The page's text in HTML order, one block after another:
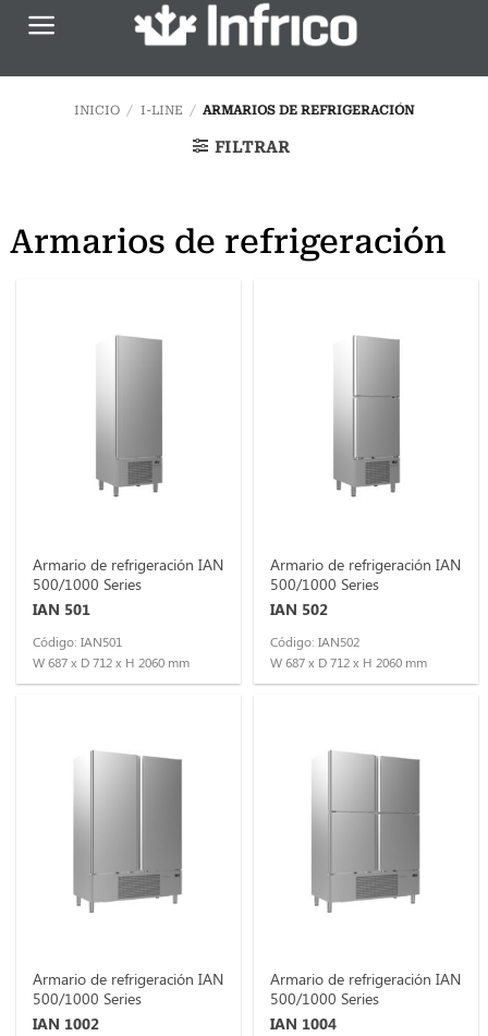
Saltar
INICIO / I-LINE / ARMARIOS DE REFRIGERACIÓN
FILTRAR
Armarios de refrigeración
Armario de refrigeración IAN
500/1000 Series
IAN 501
Código: IAN501
W 687 x D 712 x H 2060 mm
Armario de refrigeración IAN
500/1000 Series
IAN 502
Código: IAN502
W 687 x D 712 x H 2060 mm
Armario de refrigeración IAN
500/1000 Series
IAN 1002
Armario de refrigeración IAN
500/1000 Series
IAN 1004